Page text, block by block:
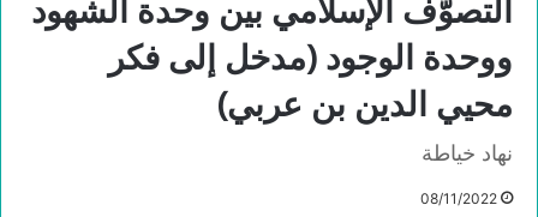
التصوُّف الإسلامي بين وحدة الشهود
ووحدة الوجود (مدخل إلى فكر
محيي الدين بن عربي)
نهاد خياطة
08/11/2022